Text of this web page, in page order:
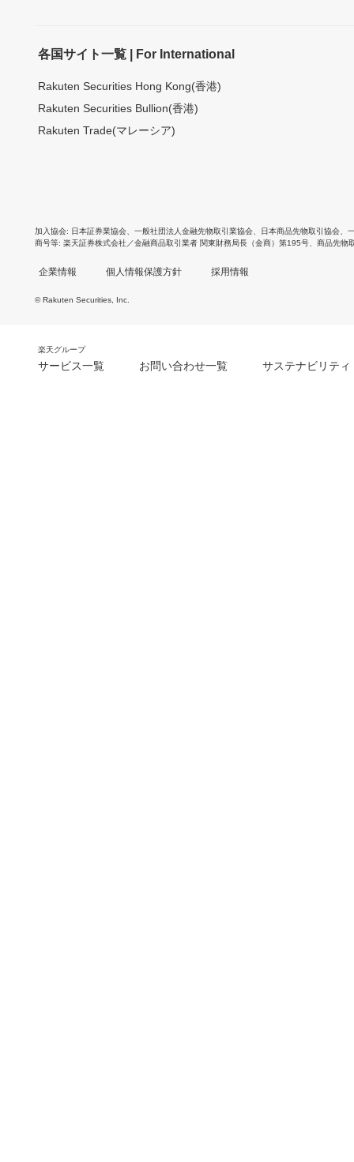
各国サイト一覧 | For International
Rakuten Securities Hong Kong(香港)
Rakuten Securities Bullion(香港)
Rakuten Trade(マレーシア)
加入協会 日本証券業協会 一般社団法人金融先物取引業協会 日本商品先物取引協会
商号等 楽天証券株式会社／金融商品取引業者 関東財務局長（金商）第195号、商品先物
企業情報 個人情報保護方針 採用情報
© Rakuten Securities, Inc.
楽天グループ
サービス一覧 お問い合わせ一覧 サステナビリティ